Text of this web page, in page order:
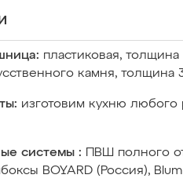
пластиковая,
камня, толщина
изготовим кухню любого
системы :
ПВШ полного
BOYARD (Россия),